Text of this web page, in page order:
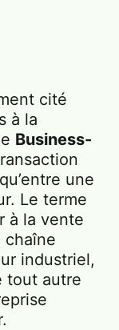
cité
à la
Business-
une
Le terme
à la vente
chaîne
industriel,
tout autre